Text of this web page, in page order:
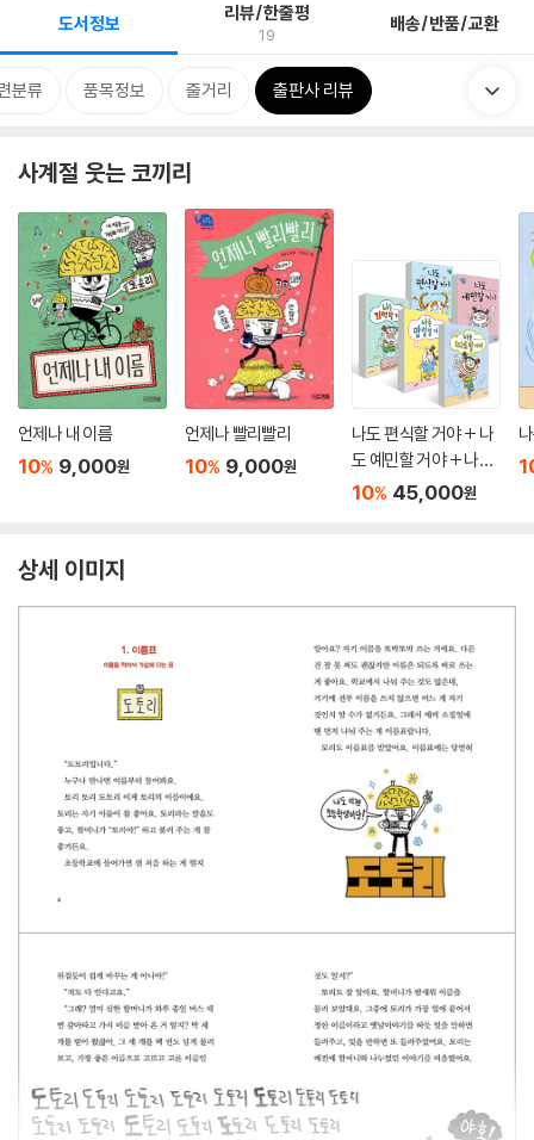
도서정보 리뷰/한줄평
19 배송/반품/교환
분류 품목정보 줄거리 출판사 리뷰
사계절 웃는 코끼리
언제나 내 이름
10% 9,000원
언제나 빨리빨리
10% 9,000원
나도 편식할 거야 + 나
도 예민할 거야 + 나는
기억할 거야 + 나는 망
10% 45,000원
상세 이미지